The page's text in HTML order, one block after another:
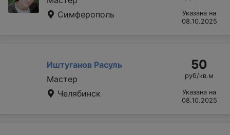
Симферополь
Указана на
08.10.2025
Иштуганов Расуль
Мастер
Челябинск
50
руб/кв.м
Указана на
08.10.2025